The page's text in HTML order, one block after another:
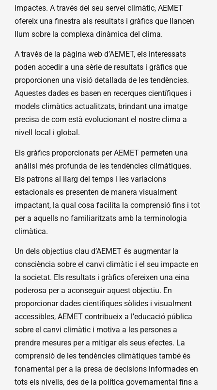
impactes. A través del seu servei climàtic, AEMET
ofereix una finestra als resultats i gràfics que llancen
llum sobre la complexa dinàmica del clima.
A través de la pàgina web d’AEMET, els interessats
poden accedir a una sèrie de resultats i gràfics que
proporcionen una visió detallada de les tendències.
Aquestes dades es basen en recerques científiques i
models climàtics actualitzats, brindant una imatge
precisa de com està evolucionant el nostre clima a
nivell local i global.
Els gràfics proporcionats per AEMET permeten una
anàlisi més profunda de les tendències climàtiques.
Els patrons al llarg del temps i les variacions
estacionals es presenten de manera visualment
impactant, la qual cosa facilita la comprensió fins i tot
per a aquells no familiaritzats amb la terminologia
climàtica.
Un dels objectius clau d’AEMET és augmentar la
consciència sobre el canvi climàtic i el seu impacte en
la societat. Els resultats i gràfics ofereixen una eina
poderosa per a aconseguir aquest objectiu. En
proporcionar dades científiques sòlides i visualment
accessibles, AEMET contribueix a l’educació pública
sobre el canvi climàtic i motiva a les persones a
prendre mesures per a mitigar els seus efectes. La
comprensió de les tendències climàtiques també és
fonamental per a la presa de decisions informades en
tots els nivells, des de la política governamental fins a